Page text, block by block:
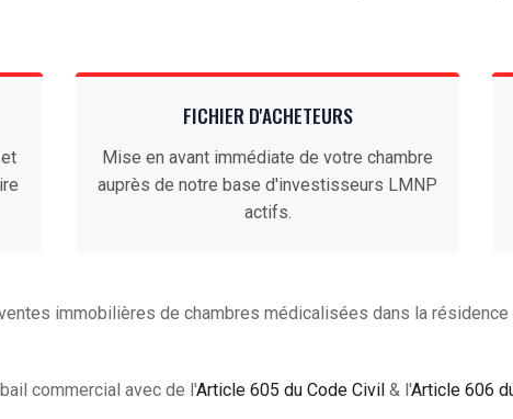
FICHIER D'ACHETEURS
Mise en avant immédiate de votre chambre
auprès de notre base d'investisseurs LMNP
actifs.
immobilières de chambres médicalisées dans la résidence
commercial avec de l'Article 605 du Code Civil & l'Article 606